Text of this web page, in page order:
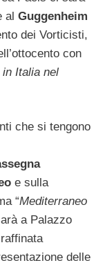
al Guggenheim
dei Vorticisti,
con
in Italia nel
che si tengono
e sulla
“Mediterraneo
a Palazzo
delle